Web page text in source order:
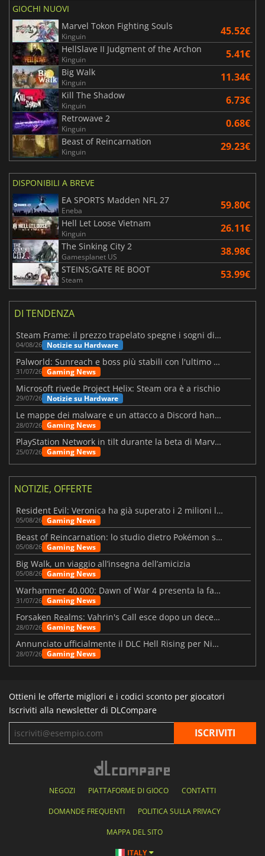
GIOCHI NUOVI
Marvel Tokon Fighting Souls
Kinguin 45.52€
HellSlave II Judgment of the Archon
Kinguin 5.41€
Big Walk
Kinguin 11.34€
Kill The Shadow
Kinguin 6.73€
Retrowave 2
Kinguin 0.68€
Beast of Reincarnation
Kinguin 29.23€
DISPONIBILI A BREVE
EA SPORTS Madden NFL 27
Eneba 59.80€
Hell Let Loose Vietnam
Kinguin 26.11€
The Sinking City 2
Gamesplanet US 38.98€
STEINS;GATE RE BOOT
Steam 53.99€
DI TENDENZA
Steam Frame: il prezzo trapelato spegne i sogni di un VR economico
04/08/26 Notizie su Hardware
Palworld: Sunreach e boss più stabili con l'ultimo update
31/07/26 Gaming News
Microsoft rivede Project Helix: Steam ora è a rischio
29/07/26 Notizie su Hardware
Le mappe dei malware e un attacco a Discord hanno colpito Meccha Chameleon
28/07/26 Gaming News
PlayStation Network in tilt durante la beta di Marvel Tōkon
25/07/26 Gaming News
NOTIZIE, OFFERTE
Resident Evil: Veronica ha già superato i 2 milioni liste dei desideri
05/08/26 Gaming News
Beast of Reincarnation: lo studio dietro Pokémon su una nuova strada
05/08/26 Gaming News
Big Walk, un viaggio all’insegna dell’amicizia
05/08/26 Gaming News
Warhammer 40.000: Dawn of War 4 presenta la fazione dei Necron
31/07/26 Gaming News
Forsaken Realms: Vahrin's Call esce dopo un decennio di sviluppo
28/07/26 Gaming News
Annunciato ufficialmente il DLC Hell Rising per Nioh 3
28/07/26 Gaming News
Ottieni le offerte migliori e i codici sconto per giocatori
Iscriviti alla newsletter di DLCompare
NEGOZI PIATTAFORME DI GIOCO CONTATTI
DOMANDE FREQUENTI POLITICA SULLA PRIVACY
MAPPA DEL SITO
ITALY